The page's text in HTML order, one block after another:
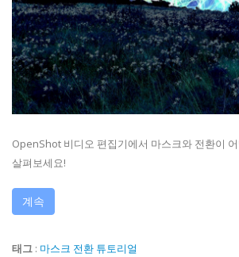
OpenShot 비디오 편집기에서 마스크와 전환이
살펴보세요!
계속
태그 : 마스크 전환 튜토리얼